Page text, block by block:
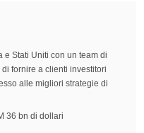
e Stati Uniti con un team di
fornire a clienti investitori
alle migliori strategie di
36 bn di dollari